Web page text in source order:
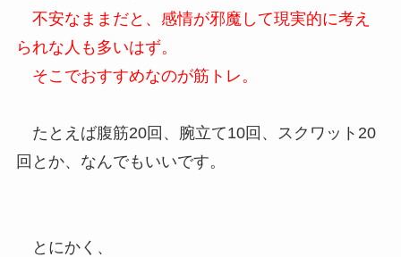
不安なままだと、感情が邪魔して現実的に考え
られな人も多いはず。
そこでおすすめなのが筋トレ。
たとえば腹筋20回、腕立て10回、スクワット20
回とか、なんでもいいです。
とにかく、